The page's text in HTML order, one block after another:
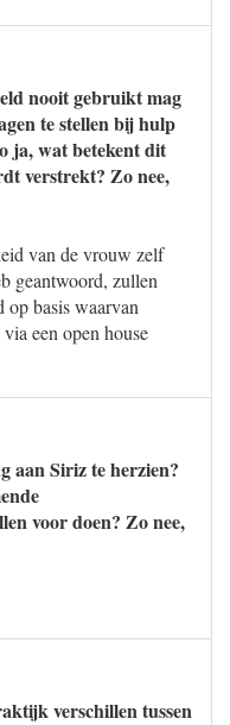
nooit gebruikt mag
te stellen bij hulp
ja, wat betekent dit
verstrekt? Zo nee,
van de vrouw zelf
geantwoord, zullen
op basis waarvan
een open house
aan Siriz te herzien?
voor doen? Zo nee,
verschillen tussen